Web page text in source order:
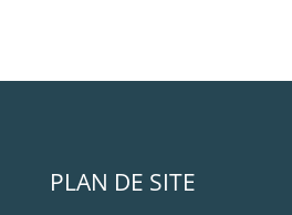
PLAN DE SITE